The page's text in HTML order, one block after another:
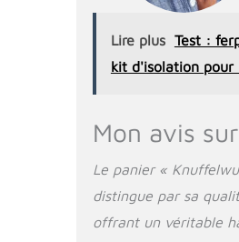
Lire plus Test :
kit d'isolation pour
Mon avis
Le panier «
distingue par sa
offrant un véritable